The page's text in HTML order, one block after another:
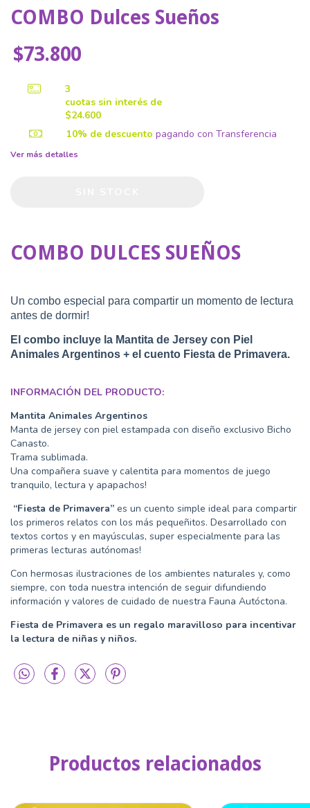
COMBO Dulces Sueños
$73.800
3
cuotas sin interés de
$24.600
10% de descuento pagando con Transferencia
Ver más detalles
COMBO DULCES SUEÑOS
Un combo especial para compartir un momento de lectura
antes de dormir!
El combo incluye la Mantita de Jersey con Piel
Animales Argentinos + el cuento Fiesta de Primavera.
INFORMACIÓN DEL PRODUCTO:
Mantita Animales Argentinos
Manta de jersey con piel estampada con diseño exclusivo Bicho
Canasto.
Trama sublimada.
Una compañera suave y calentita para momentos de juego
tranquilo, lectura y apapachos!
“Fiesta de Primavera” es un cuento simple ideal para compartir
los primeros relatos con los más pequeñitos. Desarrollado con
textos cortos y en mayúsculas, super especialmente para las
primeras lecturas autónomas!
Con hermosas ilustraciones de los ambientes naturales y, como
siempre, con toda nuestra intención de seguir difundiendo
información y valores de cuidado de nuestra Fauna Autóctona.
Fiesta de Primavera es un regalo maravilloso para incentivar
la lectura de niñas y niños.
Productos relacionados